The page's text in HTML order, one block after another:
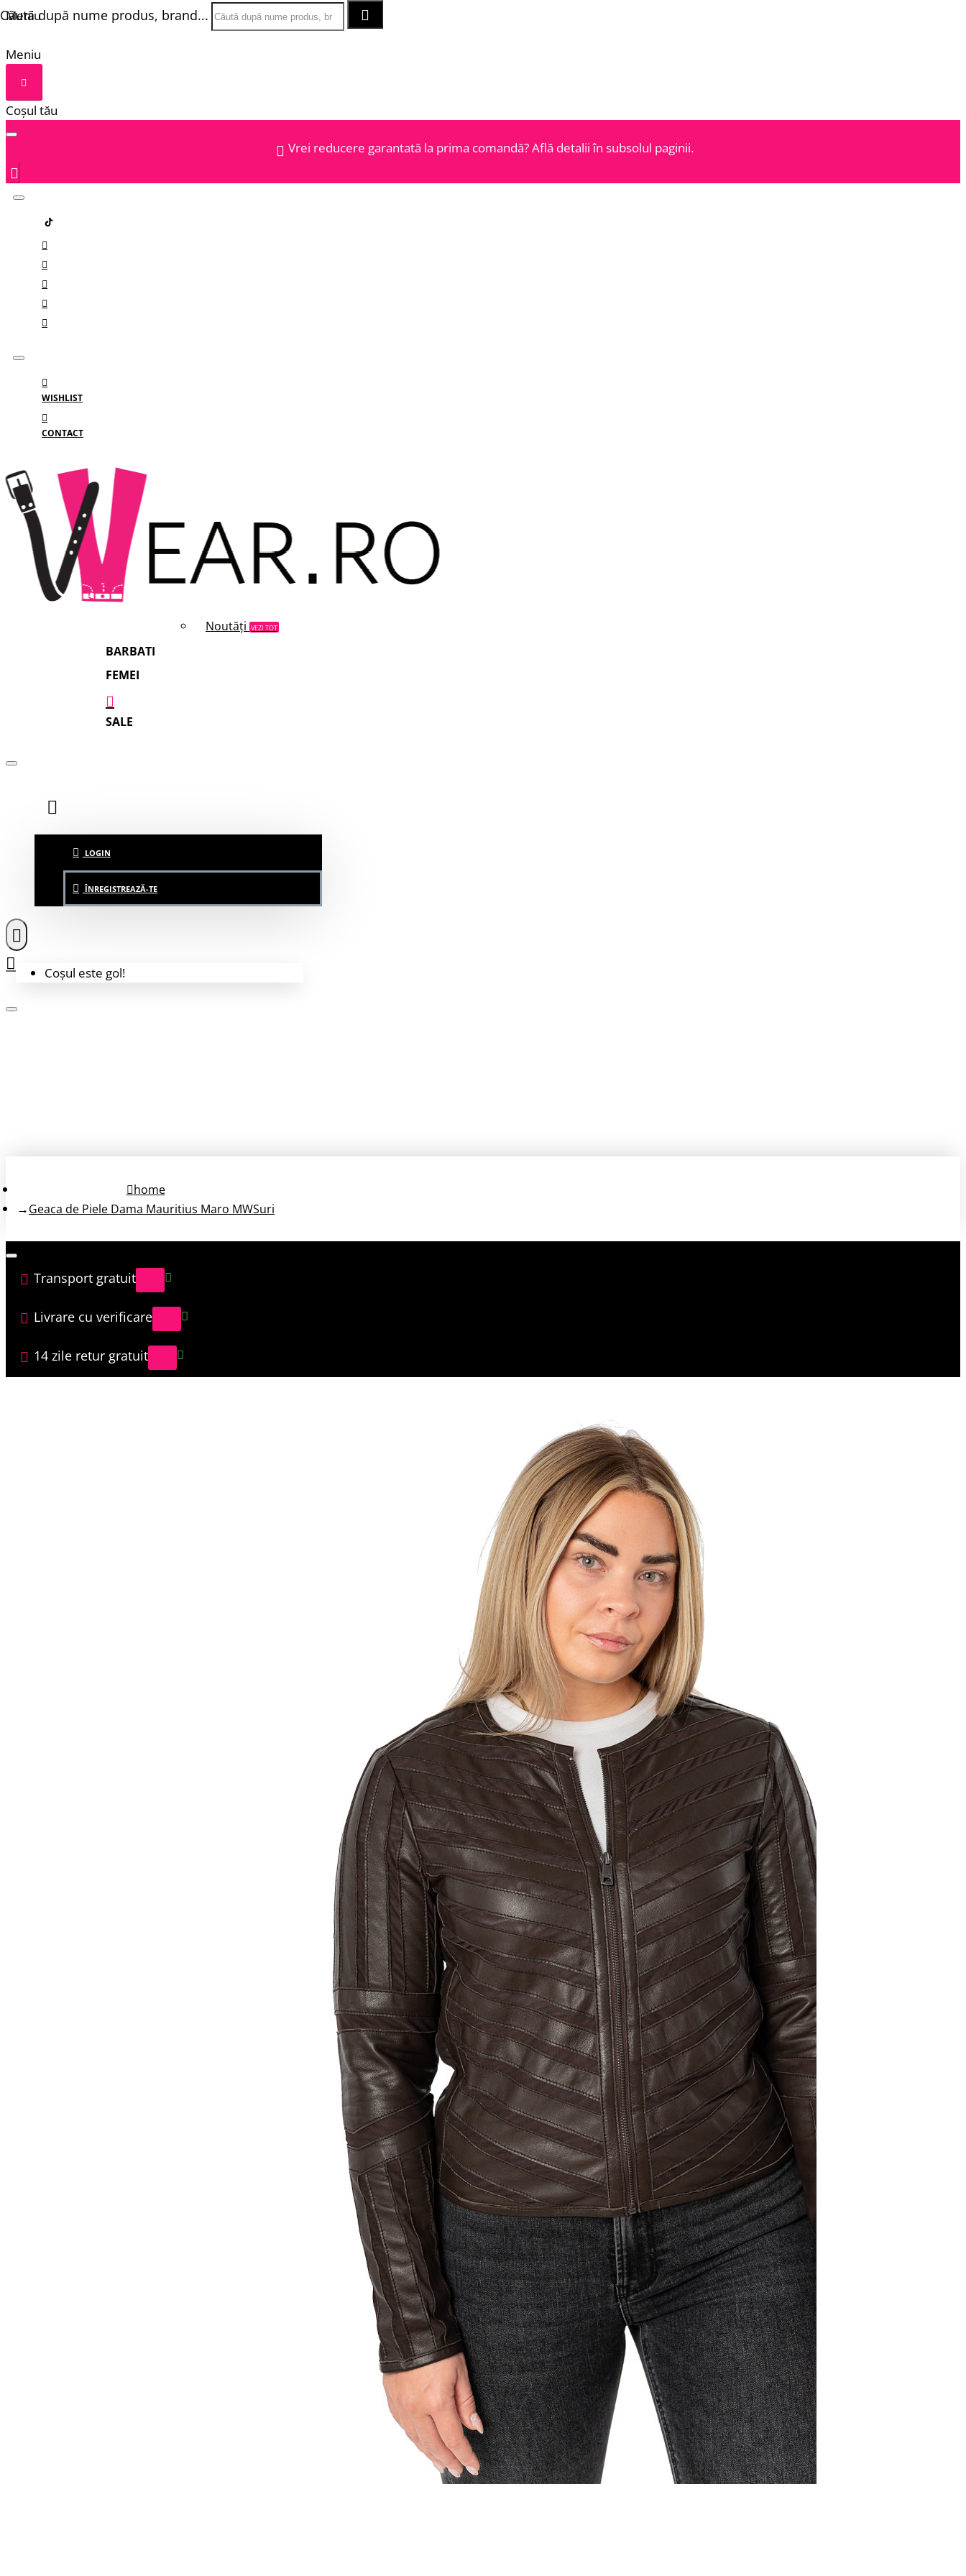
Meniu
Meniu
Coșul tău
Vrei reducere garantată la prima comandă? Află detalii în subsolul paginii.
WISHLIST
CONTACT
Meniu
MENIU
Categorii
Branduri
Noutăți VEZI TOT
BARBATI
FEMEI
SALE
LOGIN
ÎNREGISTREAZĂ-TE
Căută după nume produs, brand...
Coșul este gol!
home
Geaca de Piele Dama Mauritius Maro MWSuri
Transport gratuit
Livrare cu verificare
14 zile retur gratuit